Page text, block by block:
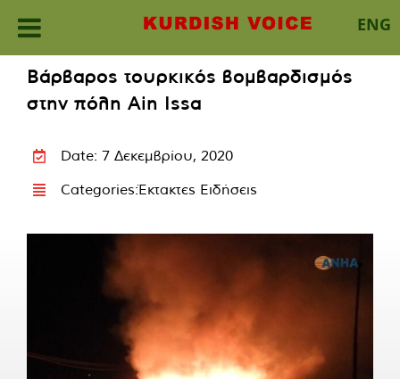
ENG
content
Βάρβαρος τουρκικός βομβαρδισμός
στην πόλη Ain Issa
Date: 7 Δεκεμβρίου, 2020
Categories:Έκτακτες Ειδήσεις